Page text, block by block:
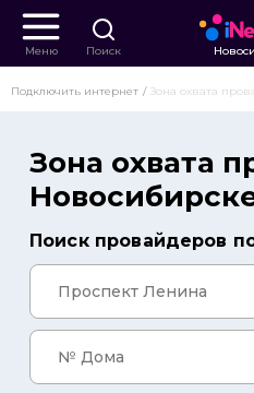
Меню Поиск
Подключить интернет Зона охвата
Зона охвата
Поиск провайдеров